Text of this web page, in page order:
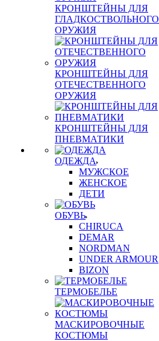
КРОНШТЕЙНЫ ДЛЯ
ГЛАДКОСТВОЛЬНОГО
ОРУЖИЯ
КРОНШТЕЙНЫ ДЛЯ
ОТЕЧЕСТВЕННОГО
ОРУЖИЯ
КРОНШТЕЙНЫ ДЛЯ
ПНЕВМАТИКИ
ОДЕЖДА
МУЖСКОЕ
ЖЕНСКОЕ
ДЕТИ
ОБУВЬ
CHIRUCA
DEMAR
NORDMAN
UNDER ARMOUR
BIZON
ТЕРМОБЕЛЬЕ
МАСКИРОВОЧНЫЕ
КОСТЮМЫ